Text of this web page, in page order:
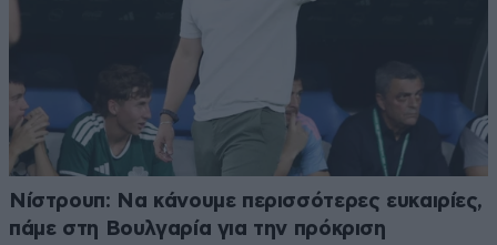
Νίστρουπ: Να κάνουμε περισσότερες ευκαιρίες,
πάμε στη Βουλγαρία για την πρόκριση